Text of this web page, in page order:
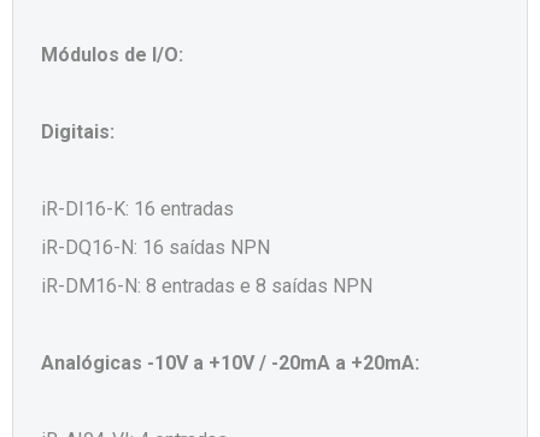
Módulos de I/O:
Digitais:
iR-DI16-K: 16 entradas
iR-DQ16-N: 16 saídas NPN
iR-DM16-N: 8 entradas e 8 saídas NPN
Analógicas -10V a +10V / -20mA a +20mA: